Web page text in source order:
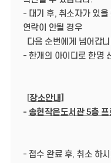
- 대기 후, 취소자가 있
연락이 안될 경우
다음 순번에게 넘어갑
- 한개의 아이디로 한명
[장소안내]
- 송현작은도서관 5층 프
- 접수 완료 후, 취소 하